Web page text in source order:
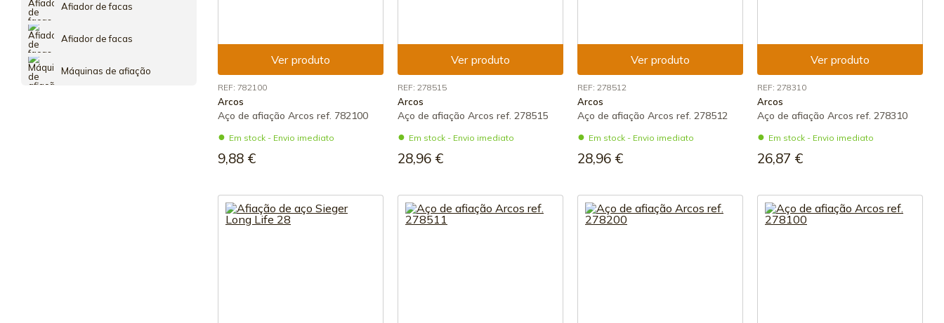
Afiador de facas
Afiador de facas
Máquinas de afiação
Ver produto
REF: 782100
Arcos
Aço de afiação Arcos ref. 782100
Em stock - Envio imediato
9,88 €
Ver produto
REF: 278515
Arcos
Aço de afiação Arcos ref. 278515
Em stock - Envio imediato
28,96 €
Ver produto
REF: 278512
Arcos
Aço de afiação Arcos ref. 278512
Em stock - Envio imediato
28,96 €
Ver produto
REF: 278310
Arcos
Aço de afiação Arcos ref. 278310
Em stock - Envio imediato
26,87 €